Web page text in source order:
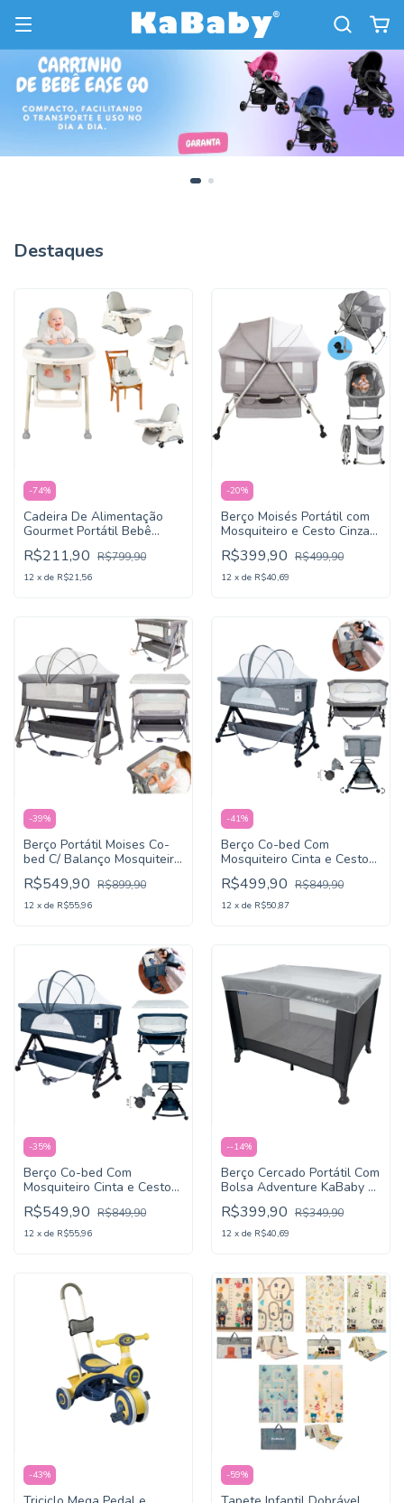
Destaques
-74%
Cadeira De Alimentação
Gourmet Portátil Bebê
Multifuncional 4 em 1 -
KaBaby
R$211,90 R$799,90
12 x de R$21,56
-20%
Berço Moisés Portátil com
Mosquiteiro e Cesto Cinza -
KaBaby
R$399,90 R$499,90
12 x de R$40,69
-39%
Berço Portátil Moises Co-
bed C/ Balanço Mosquiteiro
e Cesto - Serenitá
R$549,90 R$899,90
12 x de R$55,96
-41%
Berço Co-bed Com
Mosquiteiro Cinta e Cesto
Ajuste Rápido Luna Cinza -
KaBaby
R$499,90 R$849,90
12 x de R$50,87
-35%
Berço Co-bed Com
Mosquiteiro Cinta e Cesto
Ajuste Rápido Luna Azul -
KaBaby
R$549,90 R$849,90
12 x de R$55,96
--14%
Berço Cercado Portátil Com
Bolsa Adventure KaBaby -
Cinza
R$399,90 R$349,90
12 x de R$40,69
-43% -59%